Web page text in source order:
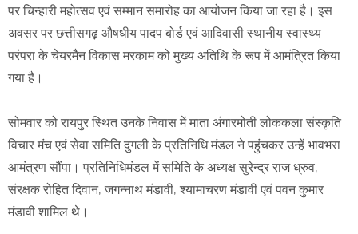
पर चिन्हारी महोत्सव एवं सम्मान समारोह का आयोजन किया जा रहा है। इस
अवसर पर छत्तीसगढ़ औषधीय पादप बोर्ड एवं आदिवासी स्थानीय स्वास्थ्य
परंपरा के चेयरमैन विकास मरकाम को मुख्य अतिथि के रूप में आमंत्रित किया
गया है।
सोमवार को रायपुर स्थित उनके निवास में माता अंगारमोती लोककला संस्कृति
विचार मंच एवं सेवा समिति दुगली के प्रतिनिधि मंडल ने पहुंचकर उन्हें भावभरा
आमंत्रण सौंपा। प्रतिनिधिमंडल में समिति के अध्यक्ष सुरेन्द्र राज ध्रुव,
संरक्षक रोहित दिवान, जगन्नाथ मंडावी, श्यामाचरण मंडावी एवं पवन कुमार
मंडावी शामिल थे।